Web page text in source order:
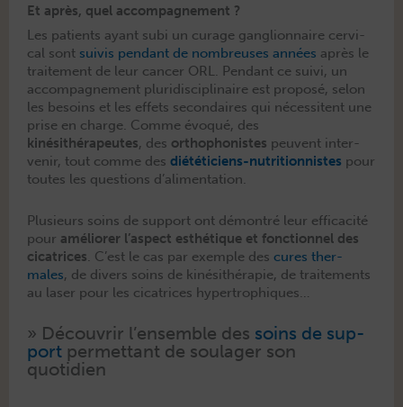
Et après, quel accompagnement ?
Les patients ayant subi un curage gan­glion­naire cer­vi­
cal sont suiv­is pen­dant de nom­breuses années après le
traite­ment de leur can­cer ORL. Pen­dant ce suivi, un
accom­pa­g­ne­ment pluridis­ci­plinaire est pro­posé, selon
les besoins et les effets sec­ondaires qui néces­si­tent une
prise en charge. Comme évo­qué, des
kinésithérapeutes, des ortho­phon­istes peu­vent inter­
venir, tout comme des diététi­ciens-nutri­tion­nistes pour
toutes les ques­tions d’alimentation.
Plusieurs soins de sup­port ont démon­tré leur effi­cac­ité
pour amélior­er l’aspect esthé­tique et fonc­tion­nel des
cica­tri­ces. C’est le cas par exem­ple des cures ther­
males, de divers soins de kinésithérapie, de traite­ments
au laser pour les cica­tri­ces hypertrophiques…
» Décou­vrir l’ensem­ble des soins de sup­
port per­me­t­tant de soulager son
quotidien